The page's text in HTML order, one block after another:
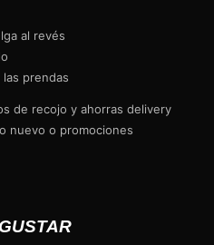
al revés
prendas
de recojo y ahorras delivery
nuevo o promociones